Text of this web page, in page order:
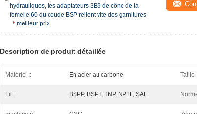
hydrauliques, les adaptateurs 3B9 de cône de la
femelle 60 du coude BSP relient vite des garnitures
meilleur prix
Description de produit détaillée
Matériel :: En acier au carbone Taille
Fil :: BSPP, BSPT, TNP, NPTF, SAE